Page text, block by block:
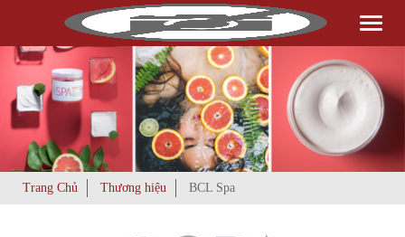
Toggle
Trang Chủ Thương hiệu BCL Spa